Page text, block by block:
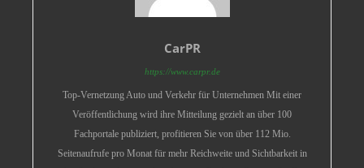
CarPR
https://www.carpr.de
Top-Vernetzung Auto und Verkehr für Unternehmen Mit einer
Veröffentlichung wird ihre Mitteilung gezielt an über 100
Fachportale publiziert, profitieren Sie von über 112 Mio.
Seitenaufrufe pro Monat für mehr Reichweite und Sichtbarkeit in